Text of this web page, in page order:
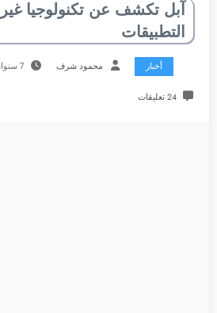
آبل تكشف عن تكنولوجيا
التطبيقات
أخبار محمود شرف 7 سنوات منذ النشر
24 تعليقات